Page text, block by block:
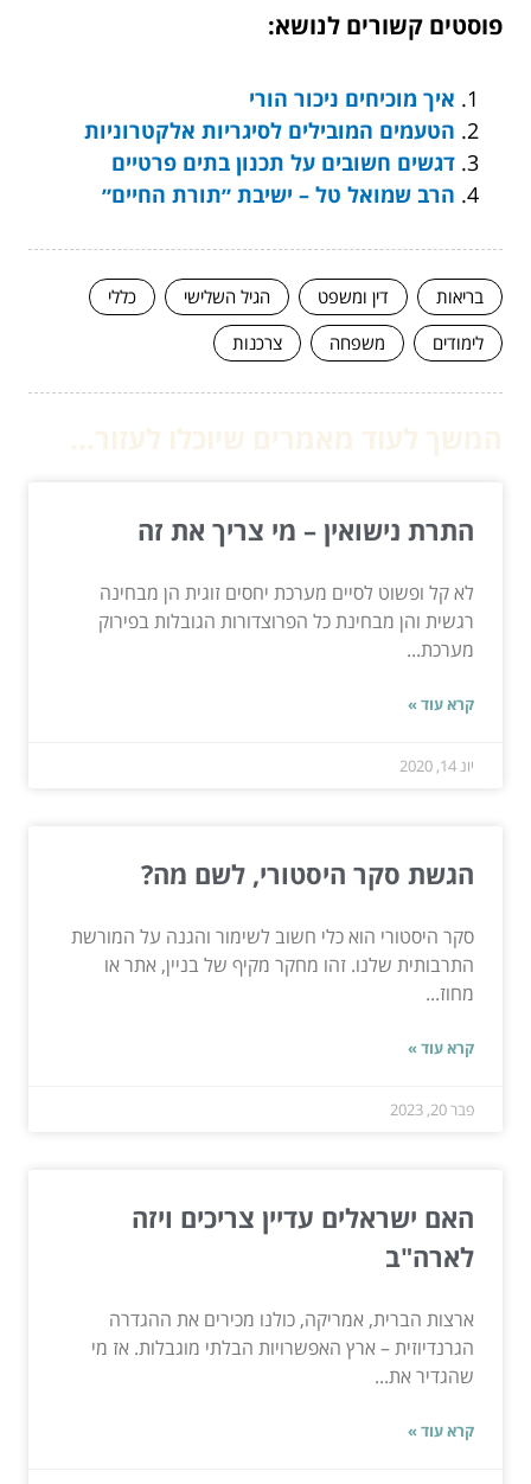
פוסטים קשורים לנושא:
איך מוכיחים ניכור הורי
הטעמים המובילים לסיגריות אלקטרוניות
דגשים חשובים על תכנון בתים פרטיים
הרב שמואל טל – ישיבת ״תורת החיים״
בריאות דין ומשפט הגיל השלישי
כללי
לימודים
משפחה צרכנות
התרת נישואין – מי צריך את זה
לא קל ופשוט לסיים מערכת יחסים זוגית הן מבחינה
רגשית והן מבחינת כל הפרוצדורות הגובלות בפירוק
מערכת...
קרא עוד »
יונ 14, 2020
הגשת סקר היסטורי, לשם מה?
סקר היסטורי הוא כלי חשוב לשימור והגנה על המורשת
התרבותית שלנו. זהו מחקר מקיף של בניין, אתר או
מחוז...
קרא עוד »
פבר 20, 2023
האם ישראלים עדיין צריכים ויזה
לארה"ב
ארצות הברית, אמריקה, כולנו מכירים את ההגדרה
הגרנדיוזית – ארץ האפשרויות הבלתי מוגבלות. אז מי
שהגדיר את...
קרא עוד »